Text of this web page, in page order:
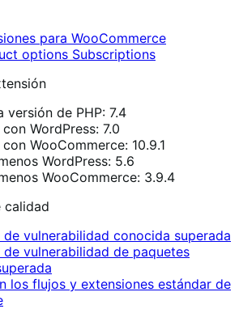
para WooCommerce
options Subscriptions
versión de PHP: 7.4
WordPress: 7.0
WooCommerce: 10.9.1
WordPress: 5.6
WooCommerce: 3.9.4
calidad
vulnerabilidad conocida superada
vulnerabilidad de paquetes
los flujos y extensiones estándar de